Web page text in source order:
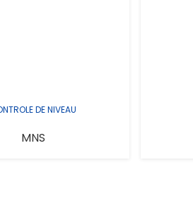
DE NIVEAU
MNS